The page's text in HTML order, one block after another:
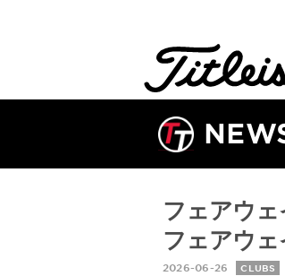
フェアウ
フェアウ
2026-06-26 CLUBS